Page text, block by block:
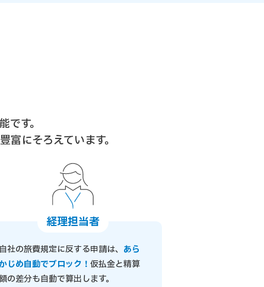
す。
にそろえています。
経理担当者
自社の旅費規定に反する申請は、 あら
じめ自動でブロック！ 仮払金と精算
の差分も自動で算出します。